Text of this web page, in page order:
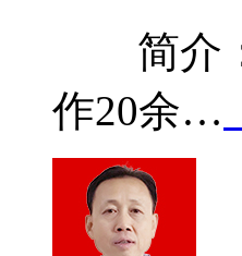
简介：
作20余…